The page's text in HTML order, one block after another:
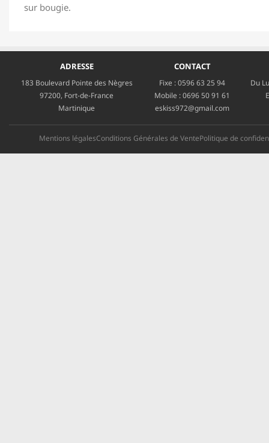
sur bougie.
ADRESSE
183 Boulevard Pointe des Nègres
97200, Fort-de-France
Martinique
CONTACT
Fixe :0596 63 25 94
Mobile :0696 50 91 61
eskiss972@gmail.com
Du
Mentions légalesConditions Générales de VentePolitique de